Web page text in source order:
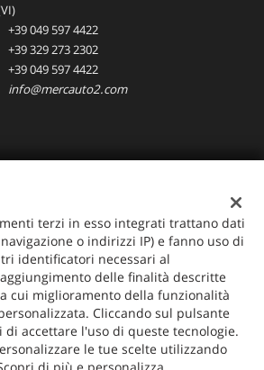
+39 049 597 4422
+39 329 273 2302
+39 049 597 4422
info@mercauto2.com
Tezze sul Brenta
terzi in esso integrati trattano dati
o indirizzi IP) e fanno uso di
identificatori necessari al
delle finalità descritte
cui miglioramento della funzionalità
Cliccando sul pulsante
accettare l'uso di queste tecnologie.
le tue scelte utilizzando